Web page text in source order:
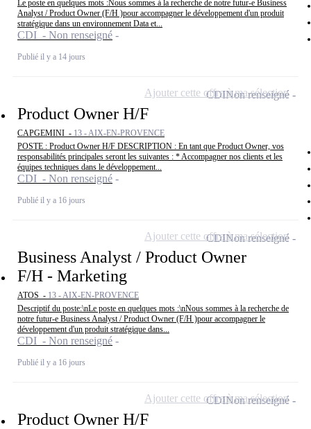
Le poste en quelques mots :Nous sommes à la recherche de notre futur-e Business
Analyst / Product Owner (F/H )pour accompagner le développement d'un produit
stratégique dans un environnement Data et...
CDI - Non renseigné
Publié il y a 14 jours
Product Owner H/F
CAPGEMINI - 13 - AIX-EN-PROVENCE
POSTE : Product Owner H/F DESCRIPTION : En tant que Product Owner, vos
responsabilités principales seront les suivantes : * Accompagner nos clients et les
équipes techniques dans le développement...
CDI - Non renseigné
Publié il y a 16 jours
CDINon renseigné
Ajouter cette offre à ma sélection
Business Analyst / Product Owner
F/H - Marketing
ATOS - 13 - AIX-EN-PROVENCE
Descriptif du poste:\nLe poste en quelques mots :\nNous sommes à la recherche de
notre futur-e Business Analyst / Product Owner (F/H )pour accompagner le
développement d'un produit stratégique dans...
CDI - Non renseigné
Publié il y a 16 jours
CDINon renseigné
Ajouter cette offre à ma sélection
Product Owner H/F
CDINon renseigné
Ajouter cette offre à ma sélection